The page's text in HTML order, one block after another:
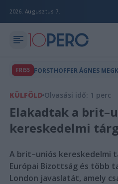
2026. Augusztus 7.
FRISS
KÜLFÖLD Olvasási idő: 1 perc
Elakadtak a
kereskedelmi
A brit–uniós kereskedelmi
Európai Bizottság és több
London javaslatát, amely